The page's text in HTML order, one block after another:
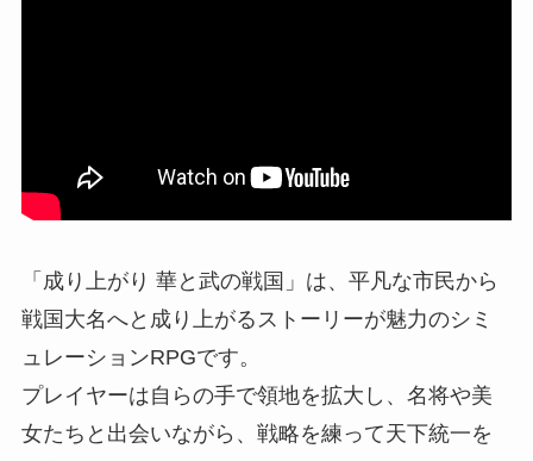
「成り上がり 華と武の戦国」は、平凡な市民から
戦国大名へと成り上がるストーリーが魅力のシミ
ュレーションRPGです。
プレイヤーは自らの手で領地を拡大し、名将や美
女たちと出会いながら、戦略を練って天下統一を